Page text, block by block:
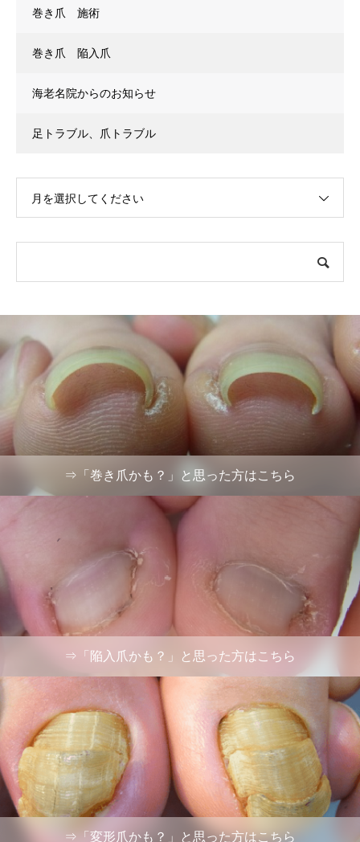
巻き爪 施術
巻き爪 陥入爪
海老名院からのお知らせ
足トラブル、爪トラブル
月を選択してください
⇒「巻き爪かも？」と思った方はこちら
⇒「陥入爪かも？」と思った方はこちら
⇒「変形爪かも？」と思った方はこちら